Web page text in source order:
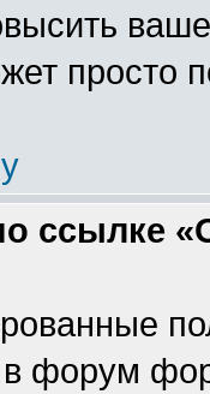
просто
ссылке
в форум